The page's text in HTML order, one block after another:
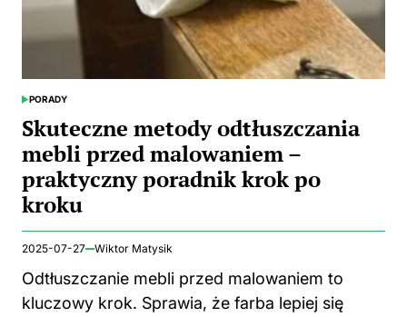
POSTED
PORADY
Skuteczne metody odtłuszczania
mebli przed malowaniem –
praktyczny poradnik krok po
kroku
2025-07-27 Wiktor Matysik
Odtłuszczanie mebli przed malowaniem to
kluczowy krok. Sprawia, że farba lepiej się